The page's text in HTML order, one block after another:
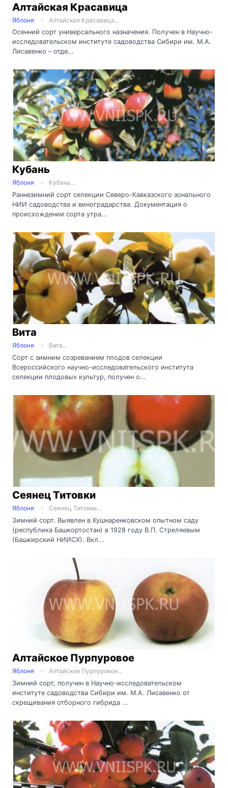
Алтайская Красавица
Яблоня
Алтайская Красавица...
Осенний сорт универсального назначения. Получен в Научно-
исследовательском институте садоводства Сибири им. М.А.
Лисавенко – отде...
Кубань
Яблоня
Кубань...
Раннезимний сорт селекции Северо-Кавказского зонального
НИИ садоводства и виноградарства. Документация о
происхождении сорта утра...
Вита
Яблоня
Вита...
Сорт с зимним созреванием плодов селекции
Всероссийского научно-исследовательского института
селекции плодовых культур, получен о...
Сеянец Титовки
Яблоня
Сеянец Титовки...
Зимний сорт. Выявлен в Кушнаренковском опытном саду
(республика Башкортостан) в 1928 году В.П. Стреляевым
(Башкирский НИИСХ). Вкл...
Алтайское Пурпуровое
Яблоня
Алтайское Пурпуровое...
Зимний сорт, получен в Научно-исследовательском
институте садоводства Сибири им. М.А. Лисавенко от
скрещивания отборного гибрида ...